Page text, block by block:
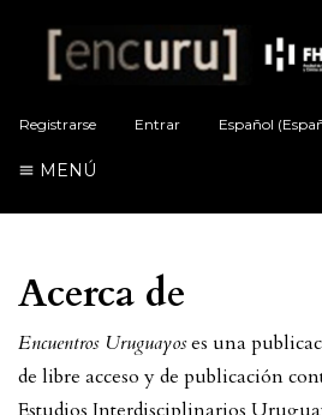
Registrarse Entrar Español
MENÚ
Acerca de
Encuentros Uruguayoses una
de libre acceso y de publicación